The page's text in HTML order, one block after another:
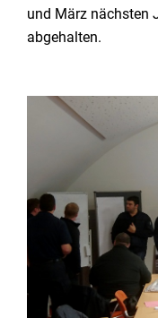
und März nächsten
abgehalten.